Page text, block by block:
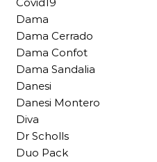
Dama
Dama Cerrado
Dama Confot
Dama Sandalia
Danesi
Danesi Montero
Diva
Dr Scholls
Duo Pack